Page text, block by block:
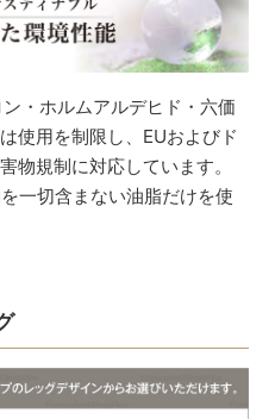
・ホルムアルデヒド・六価
使用を制限し、EUおよびド
物規制に対応しています。
一切含まない油脂だけを使